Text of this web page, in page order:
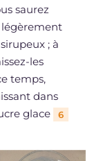
saurez
légèrement
; à
les
temps,
dans
glace
6